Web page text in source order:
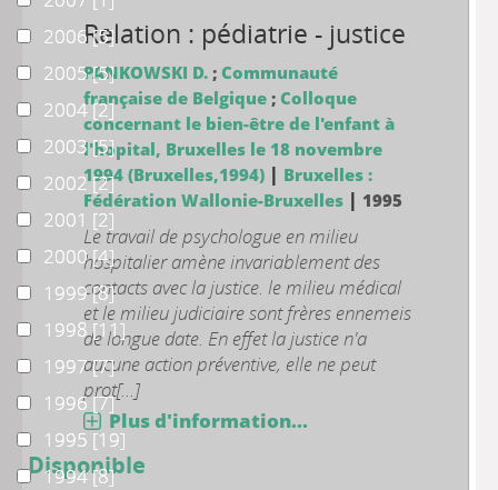
Relation : pédiatrie - justice
PANKOWSKI D.; Communauté
française de Belgique; Colloque
concernant le bien-être de l'enfant à
l'hopital, Bruxelles le 18 novembre
1994 (Bruxelles,1994) | Bruxelles :
Fédération Wallonie-Bruxelles| 1995
Le travail de psychologue en milieu
hospitalier amène invariablement des
contacts avec la justice. le milieu médical
et le milieu judiciaire sont frères ennemeis
de longue date. En effet la justice n'a
aucune action préventive, elle ne peut
prot[...]
Plus d'information...
Disponible
20062006[5]
20052005[5]
20042004[2]
20032003[5]
20022002[2]
20012001 [2]
20002000[4]
19991999[8]
19981998[11]
19971997[7]
19961996[7]
19951995 [19]
19941994[8]